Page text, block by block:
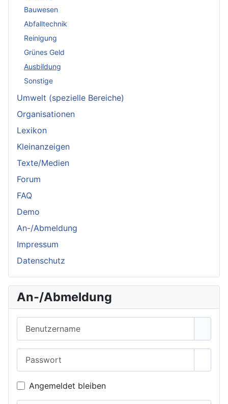
Bauwesen
Abfalltechnik
Reinigung
Grünes Geld
Ausbildung
Sonstige
Umwelt (spezielle Bereiche)
Organisationen
Lexikon
Kleinanzeigen
Texte/Medien
Forum
FAQ
Demo
An-/Abmeldung
Impressum
Datenschutz
An-/Abmeldung
Angemeldet bleiben